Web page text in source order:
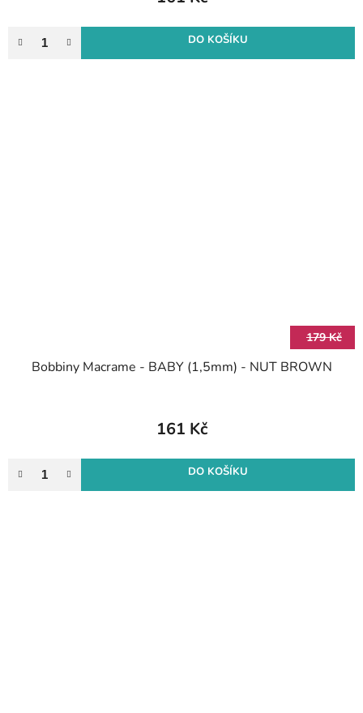
DO KOŠÍKU
179 Kč
Bobbiny Macrame - BABY (1,5mm) - NUT BROWN
161 Kč
DO KOŠÍKU